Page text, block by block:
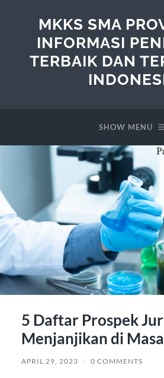
MKKS SMA
INFORMASI
TERBAIK DAN
SHOW MENU
5 Daftar Prospek
Menjanjikan di
APRIL 29, 2023 / 0 COMMENTS